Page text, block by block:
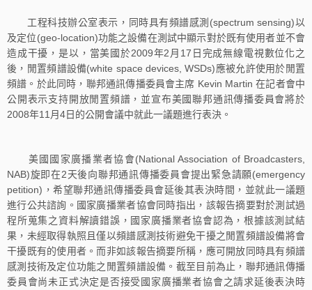
工程科技辦公室表示，同時具有頻譜感測(spectrum sensing)以
及定位(geo-location)功能之設備在測試中顯示對於既有使用者並不會
造成干擾，是以，當美國於2009年2月17日完成無線電視數位化之
後，閒置頻譜設備(white space devices, WSDs)應被允許使用於閒置
頻譜。於此同時，聯邦通訊傳播委員會主席 Kevin Martin 在記者會中
公開表示支持開放閒置頻譜，並宣布美國聯邦通訊傳播委員會將於
2008年11月4日的公開會議中就此一議題進行表決。
美國國家廣播業者協會(National Association of Broadcasters,
NAB)旋即在2天後向聯邦通訊傳播委員會提出緊急請願(emergency
petition)，希望聯邦通訊傳播委員會延後其表決時間，並就此一議題
進行公共諮詢。國家廣播業者協會同時指出，該報告摘要對於測試過
程所蒐集之資料解讀錯誤，國家廣播業者協會認為，根據該測試結
果，未經取得執照且僅以頻譜感測技術避免干擾之閒置頻譜設備將會
干擾既有的使用者。而非如該報告摘要所稱，應可開放同時具有頻譜
感測技術及定位功能之閒置頻譜設備。截至目前為止，聯邦通訊傳播
委員會尚未正式決定是否接受國家廣播業者協會之請求延後表決時